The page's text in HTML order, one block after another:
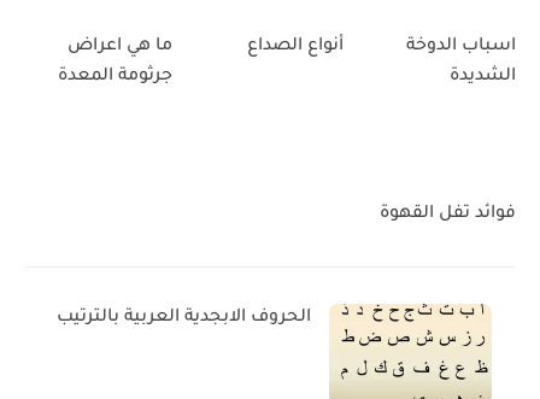
اسباب الدوخة
الشديدة
أنواع الصداع
ما هي اعراض
جرثومة المعدة
فوائد تفل القهوة
الحروف الابجدية العربية بالترتيب